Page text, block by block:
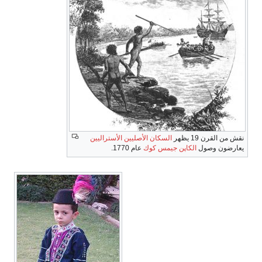
نقش من القرن 19 يظهر
السكان الأصليين الأستراليين
يعارضون وصول الكاپن جيمس كوك عام 1770.